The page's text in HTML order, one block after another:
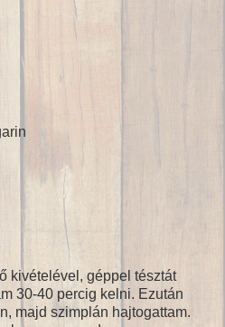
kivételével, géppel tésztát
30-40 percig kelni. Ezután
majd szimplán hajtogattam.